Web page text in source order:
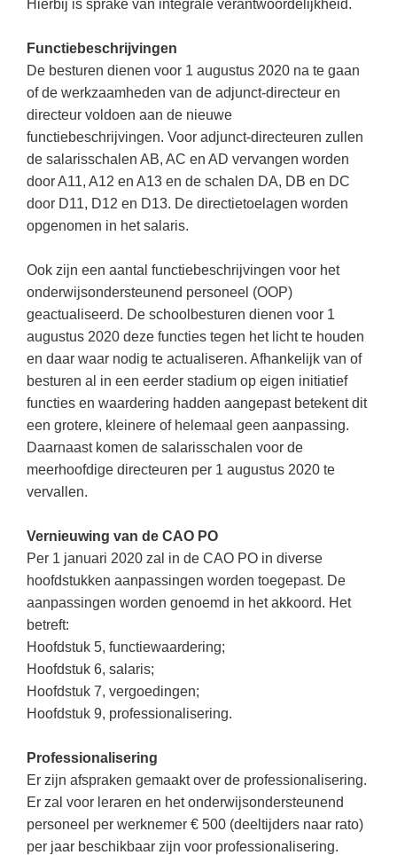
Hierbij is sprake van integrale verantwoordelijkheid.
Functiebeschrijvingen
De besturen dienen voor 1 augustus 2020 na te gaan
of de werkzaamheden van de adjunct-directeur en
directeur voldoen aan de nieuwe
functiebeschrijvingen. Voor adjunct-directeuren zullen
de salarisschalen AB, AC en AD vervangen worden
door A11, A12 en A13 en de schalen DA, DB en DC
door D11, D12 en D13. De directietoelagen worden
opgenomen in het salaris.
Ook zijn een aantal functiebeschrijvingen voor het
onderwijsondersteunend personeel (OOP)
geactualiseerd. De schoolbesturen dienen voor 1
augustus 2020 deze functies tegen het licht te houden
en daar waar nodig te actualiseren. Afhankelijk van of
besturen al in een eerder stadium op eigen initiatief
functies en waardering hadden aangepast betekent dit
een grotere, kleinere of helemaal geen aanpassing.
Daarnaast komen de salarisschalen voor de
meerhoofdige directeuren per 1 augustus 2020 te
vervallen.
Vernieuwing van de CAO PO
Per 1 januari 2020 zal in de CAO PO in diverse
hoofdstukken aanpassingen worden toegepast. De
aanpassingen worden genoemd in het akkoord. Het
betreft:
Hoofdstuk 5, functiewaardering;
Hoofdstuk 6, salaris;
Hoofdstuk 7, vergoedingen;
Hoofdstuk 9, professionalisering.
Professionalisering
Er zijn afspraken gemaakt over de professionalisering.
Er zal voor leraren en het onderwijsondersteunend
personeel per werknemer € 500 (deeltijders naar rato)
per jaar beschikbaar zijn voor professionalisering.